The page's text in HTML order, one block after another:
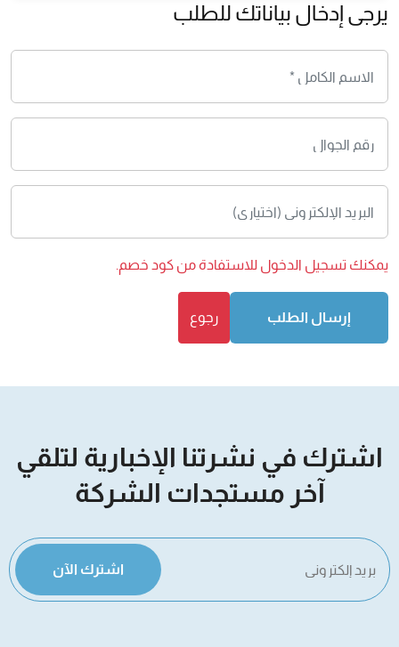
يرجى إدخال بياناتك للطلب
يمكنك تسجيل الدخول للاستفادة من كود خصم.
إرسال الطلب رجوع
اشترك في نشرتنا الإخبارية لتلقي
آخر مستجدات الشركة
اشترك الآن